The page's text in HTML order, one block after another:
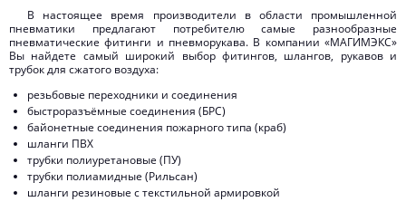
В настоящее время производители в области промышленной
пневматики предлагают потребителю самые разнообразные
пневматические фитинги и пневморукава. В компании «МАГИМЭКС»
Вы найдете самый широкий выбор фитингов, шлангов, рукавов и
трубок для сжатого воздуха:
резьбовые переходники и соединения
быстроразъёмные соединения (БРС)
байонетные соединения пожарного типа (краб)
шланги ПВХ
трубки полиуретановые (ПУ)
трубки полиамидные (Рильсан)
шланги резиновые с текстильной армировкой